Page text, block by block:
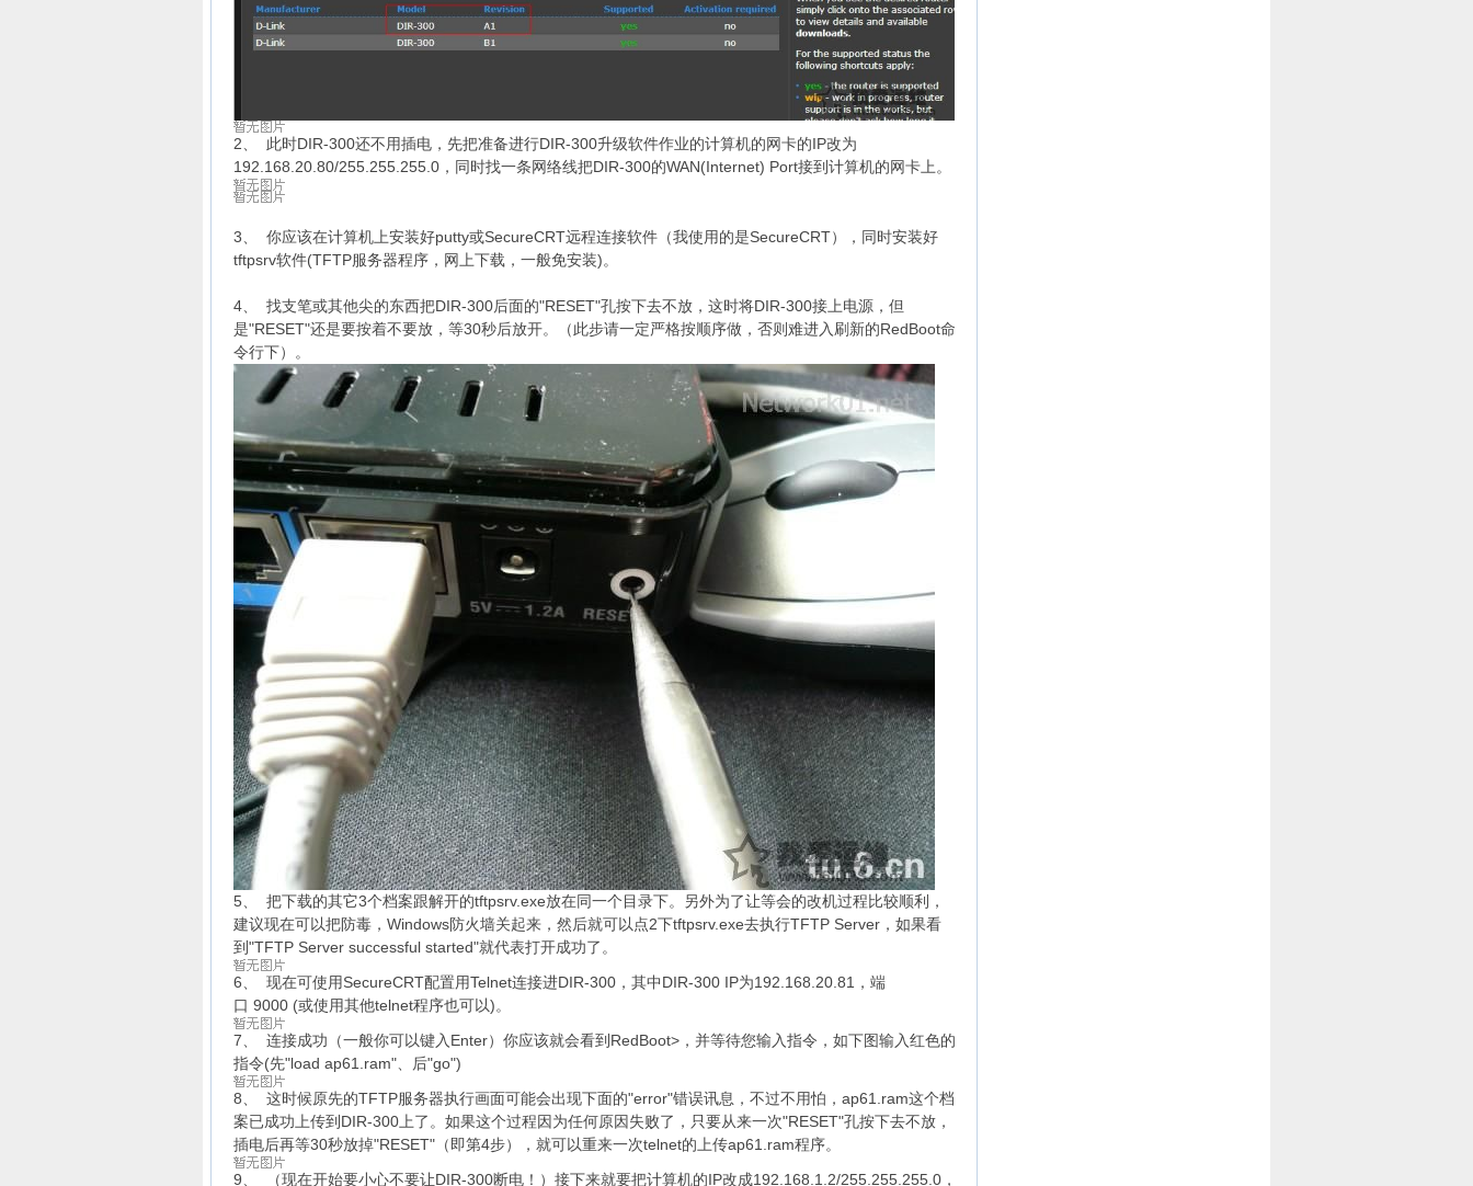
2、 此时DIR-300还不用插电，先把准备进行DIR-300升级软件作业的计算机的网卡的IP改为
192.168.20.80/255.255.255.0，同时找一条网络线把DIR-300的WAN(Internet) Port接到计算机的网卡上。
3、 你应该在计算机上安装好putty或SecureCRT远程连接软件（我使用的是SecureCRT），同时安装好
tftpsrv软件(TFTP服务器程序，网上下载，一般免安装)。
4、 找支笔或其他尖的东西把DIR-300后面的"RESET"孔按下去不放，这时将DIR-300接上电源 ，但
是"RESET"还是要按着不要放，等30秒后放开。（此步请一定严格按顺序做，否则难进入刷新的RedBoot命
令行下）。
5、 把下载的其它3个档案跟解开的tftpsrv.exe放在同一个目录下。另外为了让等会的改机过程比较顺利，
建议现在可以把防毒，Windows防火墙关起来，然后就可以点2下tftpsrv.exe去执行TFTP Server，如果看
到"TFTP Server successful started"就代表打开成功了。
6、 现在可使用SecureCRT配置用Telnet连接进DIR-300，其中DIR-300 IP为192.168.20.81，端
口 9000 (或使用其他telnet程序也可以)。
7、 连接成功（一般你可以键入Enter）你应该就会看到RedBoot>，并等待您输入指令，如下图输入红色的
指令(先"load ap61.ram"、后"go")
8、 这时候原先的TFTP服务器执行画面可能会出现下面的"error"错误讯息，不过不用怕，ap61.ram这个档
案已成功上传到DIR-300上了。如果这个过程因为任何原因失败了，只要从来一次"RESET"孔按下去不放，
插电后再等30秒放掉"RESET"（即第4步），就可以重来一次telnet的上传ap61.ram程序。
9、 （现在开始要小心不要让DIR-300断电！）接下来就要把计算机的IP改成192.168.1.2/255.255.255.0，